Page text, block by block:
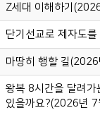
Z세대 이해하기
단기선교로
마땅히 행할 길
왕복 8시간을 달려가
있을까요?(2026년 7